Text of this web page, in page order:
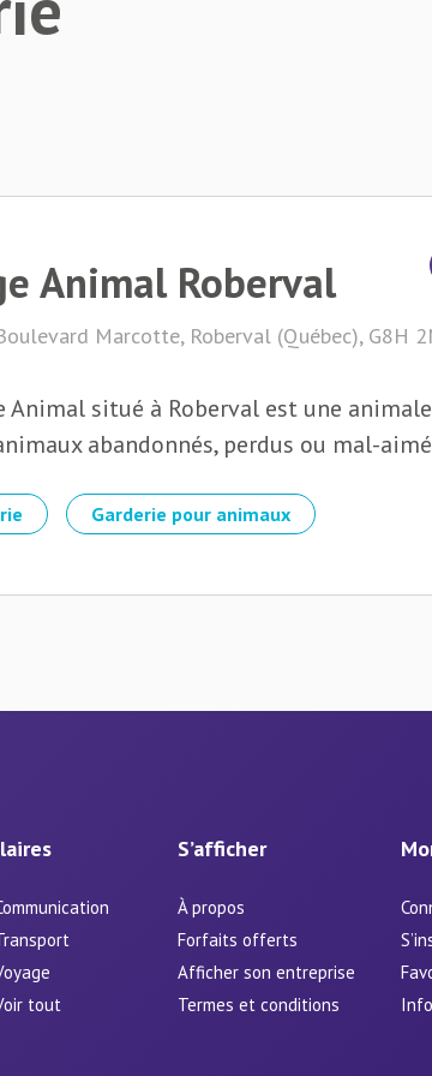
Animal Roberval
Marcotte, Roberval (Québec), G8H
Animal situé à Roberval est une
abandonnés, perdus ou mal-
Garderie pour animaux
tout
S’afficher
À propos
Forfaits offerts
Afficher son entreprise
Termes et conditions